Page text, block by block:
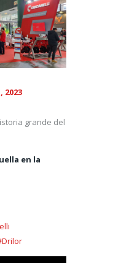
2023
grande del
en la